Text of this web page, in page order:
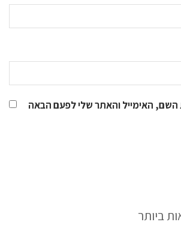
האימייל והאתר שלי לפעם הבאה
ביותר